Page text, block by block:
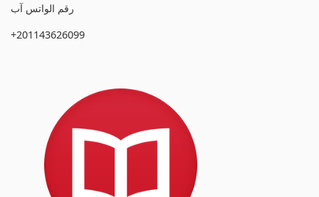
رقم الواتس آب
+201143626099